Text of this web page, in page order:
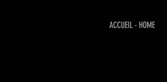
ACCUEIL - HOME